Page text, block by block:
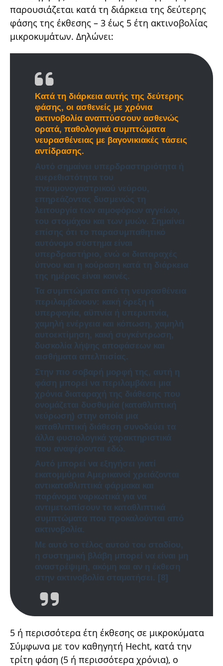
παρουσιάζεται κατά τη διάρκεια της δεύτερης
φάσης της έκθεσης – 3 έως 5 έτη ακτινοβολίας
μικροκυμάτων. Δηλώνει:
Κατά τη διάρκεια αυτής της δεύτερης
φάσης, οι ασθενείς με χρόνια
ακτινοβολία αναπτύσσουν ασθενώς
ορατά, παθολογικά συμπτώματα
νευρασθένειας με βαγονικιακές τάσεις
αντίδρασης.
Αυτό σημαίνει υπερδραστηριότητα ή
ευερεθιστότητα του
πνευμονογαστρικού νεύρου,
επηρεάζοντας δυσμενώς τη
λειτουργία των αιμοφόρων αγγείων,
του στομάχου και των μυών. Σημαίνει
επίσης ότι το παρασυμπαθητικό
αυτόνομο σύστημα είναι
υπερδραστήριο, ενώ οι διαταραχές
ύπνου και η κούραση κατά τη διάρκεια
της ημέρας είναι κοινές.
Τα συμπτώματα από τη νευρασθένεια
περιλαμβάνουν: κακή όρεξη ή
υπερφαγία, αϋπνία ή υπερυπνία,
χαμηλή ενέργεια και κόπωση, χαμηλή
αυτοεκτίμηση, κακή συγκέντρωση,
δυσκολία λήψης αποφάσεων και
αισθήματα απελπισίας.
Στην πιο σοβαρή μορφή της, αυτή η
φάση μπορεί να περιλαμβάνει μια
χρόνια διαταραχή της διάθεσης που
ονομάζεται δυσθυμία (καταθλιπτική
νεύρωση) στην οποία μια
καταθλιπτική διάθεση συνοδεύει τα
άλλα φυσιολογικά χαρακτηριστικά
που αναφέρονται εδώ.
Αυτό μπορεί να εξηγήσει γιατί
εκατομμύρια Αμερικανοί χρειάζονται
αντικαταθλιπτικά φάρμακα και
παράνομα ναρκωτικά για να
αντιμετωπίσουν τα καταθλιπτικά
συμπτώματα που προκαλούνται από
ακτινοβολία.
Με αυτό το τέλος αυτού του σταδίου,
η συστημική βλάβη μπορεί να είναι μη
αναστρέψιμη, ακόμη και αν η έκθεση
στην ακτινοβολία σταματήσει. [8]
5 ή περισσότερα έτη έκθεσης σε μικροκύματα
Σύμφωνα με τον καθηγητή Hecht, κατά την
τρίτη φάση (5 ή περισσότερα χρόνια), ο